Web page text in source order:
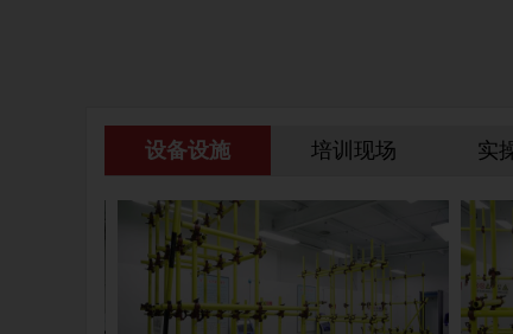
设备设施 培训现场 实